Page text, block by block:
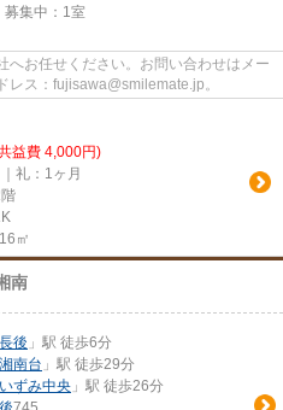
集中： 1室
へお任せください。お問い合わせはメー
ス：fujisawa@smilemate.jp。
益費 4,000円)
礼：1ヶ月
㎡
南
長後 」駅 徒歩6分
湘南台 」駅 徒歩29分
いずみ中央 」駅 徒歩26分